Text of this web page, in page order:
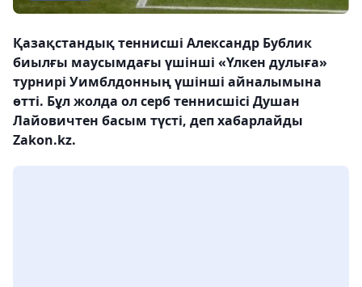
Қазақстандық теннисші Александр Бублик
биылғы маусымдағы үшінші «Үлкен дулыға»
турнирі Уимблдонның үшінші айналымына
өтті. Бұл жолда ол серб теннисшісі Душан
Лайовичтен басым түсті, деп хабарлайды
Zakon.kz.